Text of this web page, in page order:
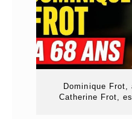
Dominique
Catherine Frot,